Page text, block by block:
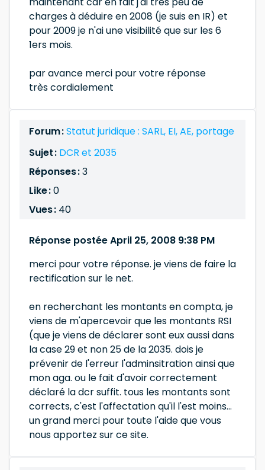
charges à déduire en 2008 (je suis en IR) et
pour 2009 je n'ai une visibilité que sur les 6
1ers mois.
par avance merci pour votre réponse
très cordialement
Forum :Statut juridique : SARL, EI, AE, portage
Sujet : DCR et 2035
Réponses :3
Like :0
Vues : 40
Réponse postée April 25, 2008 9:38 PM
merci pour votre réponse. je viens de faire la
rectification sur le net.
en recherchant les montants en compta, je
viens de m'apercevoir que les montants RSI
(que je viens de déclarer sont eux aussi dans
la case 29 et non 25 de la 2035. dois je
prévenir de l'erreur l'adminsitration ainsi que
mon aga. ou le fait d'avoir correctement
déclaré la dcr suffit. tous les montants sont
corrects, c'est l'affectation qu'il l'est moins...
un grand merci pour toute l'aide que vous
nous apportez sur ce site.